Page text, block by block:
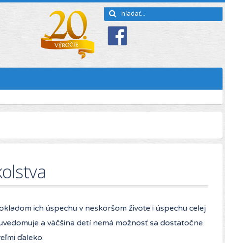
ich úspechu v neskoršom živote i úspechu celej
a väčšina detí nemá možnosť sa dostatočne
ďaleko.